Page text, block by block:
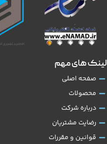
لینک های مهم
صفحه اصلی
محصولات
درباره شرکت
رضایت مشتریان
قوانین و مقررات